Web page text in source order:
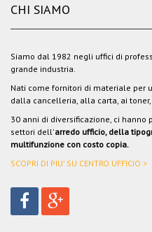
CHI SIAMO
Siamo dal 1982 negli uffici di
grande industria.
Nati come fornitori di materiale per
dalla cancelleria, alla carta, ai
30 anni di diversificazione, ci
settori dell'arredo ufficio, della
multifunzione con costo copia.
SCOPRI DI PIU' SU CENTRO UFFICIO >